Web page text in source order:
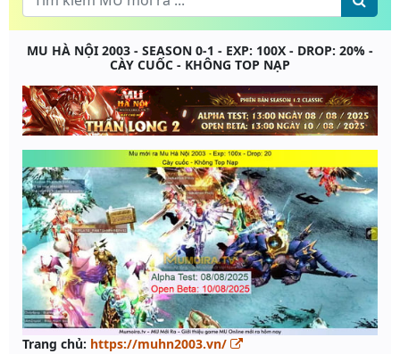
MU HÀ NỘI 2003 - SEASON 0-1 - EXP: 100X - DROP: 20% -
CÀY CUỐC - KHÔNG TOP NẠP
Trang chủ: https://muhn2003.vn/